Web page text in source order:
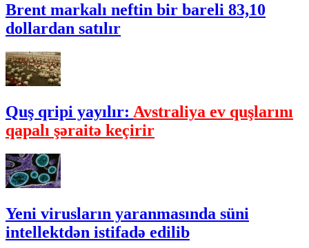
Brent markalı neftin bir bareli 83,10
dollardan satılır
Quş qripi yayılır: Avstraliya ev quşlarını
qapalı şəraitə keçirir
Yeni virusların yaranmasında süni
intellektdən istifadə edilib